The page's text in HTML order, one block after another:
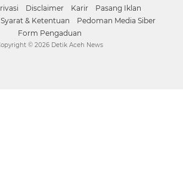
Disclaimer Karir
Pasang Iklan
Syarat & Ketentuan
Pedoman Media Siber
Form Pengaduan
© 2026 Detik Aceh News